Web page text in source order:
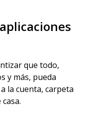
que todo,
y más, pueda
la cuenta, carpeta